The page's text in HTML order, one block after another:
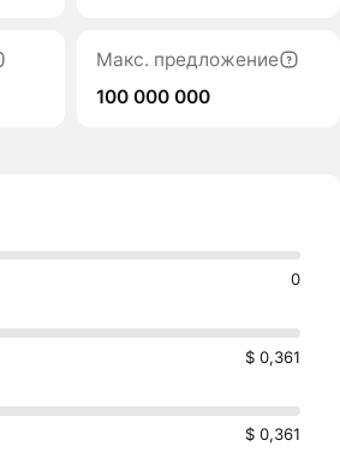
Макс. предложение
100 000 000
0
$ 0,361
$ 0,361